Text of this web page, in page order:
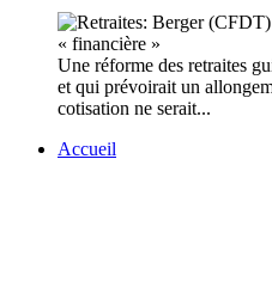
Une réforme des retraites
et qui prévoirait un
cotisation ne serait...
Accueil